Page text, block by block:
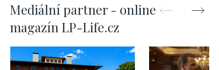
Mediální partner - online
magazín LP-Life.cz